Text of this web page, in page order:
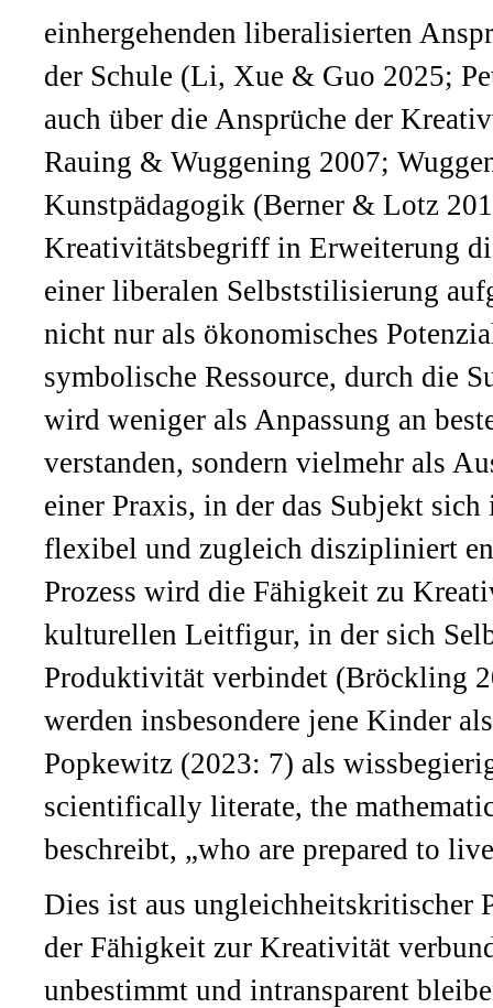
einhergehenden liberalisierten
der Schule (Li, Xue & Guo 2025;
auch über die Ansprüche der
Rauing & Wuggening 2007;
Kunstpädagogik (Berner & Lotz
Kreativitätsbegriff in Erweiterung
einer liberalen Selbststilisierung
nicht nur als ökonomisches
symbolische Ressource, durch die
wird weniger als Anpassung an
verstanden, sondern vielmehr als
einer Praxis, in der das Subjekt
flexibel und zugleich diszipliniert
Prozess wird die Fähigkeit zu
kulturellen Leitfigur, in der sich
Produktivität verbindet (Bröckling
werden insbesondere jene Kinder
Popkewitz (2023: 7) als
scientifically literate, the
beschreibt, „who are prepared to
Dies ist aus ungleichheitskritischer
der Fähigkeit zur Kreativität
unbestimmt und intransparent